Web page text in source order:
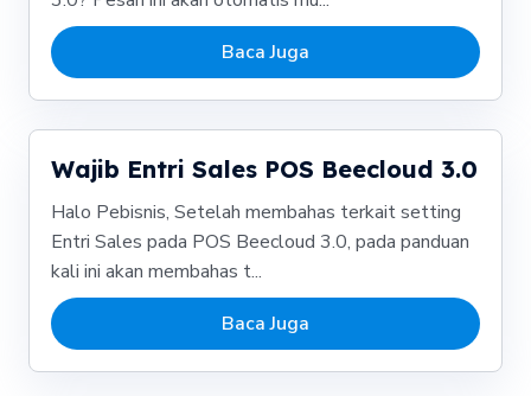
Baca Juga
Wajib Entri Sales POS Beecloud 3.0
Halo Pebisnis, Setelah membahas terkait setting
Entri Sales pada POS Beecloud 3.0, pada panduan
kali ini akan membahas t...
Baca Juga